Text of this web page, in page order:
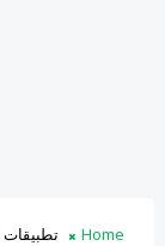
Home تطبيقات